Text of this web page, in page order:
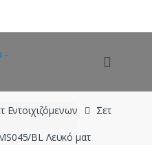
Εντοιχιζόμενων Σετ
BL Λευκό ματ